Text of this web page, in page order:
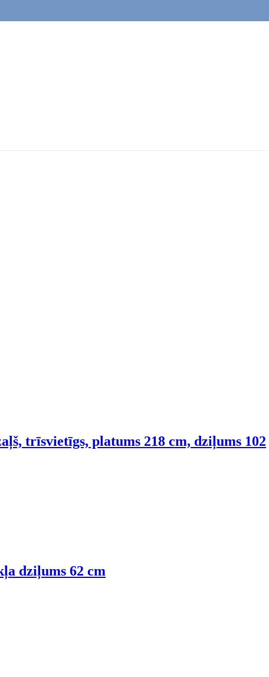
trīsvietīgs, platums 218 cm, dziļums 102
dziļums 62 cm